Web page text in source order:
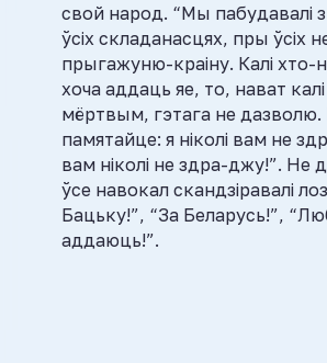
свой народ. “Мы пабудавалі
ўсіх складанасцях, пры ўсіх
прыгажуню-краіну. Калі хто-
хоча аддаць яе, то, нават
мёртвым, гэтага не дазволю.
памятайце: я ніколі вам не
вам ніколі не здра-джу!”. Не
ўсе навокал скандзіравалі
Бацьку!”, “За Беларусь!”,
аддаюць!”.